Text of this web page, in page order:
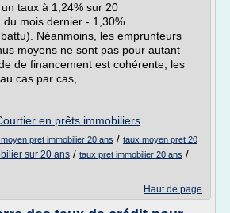
taux à 1,24% sur 20
mois dernier - 1,30%
Néanmoins, les emprunteurs
moyens ne sont pas pour autant
de financement est cohérente, les
cas par cas,...
en prêts immobiliers
pret immobilier 20 ans / taux moyen pret 20
sur 20 ans / taux pret immobilier 20 ans /
Haut de page